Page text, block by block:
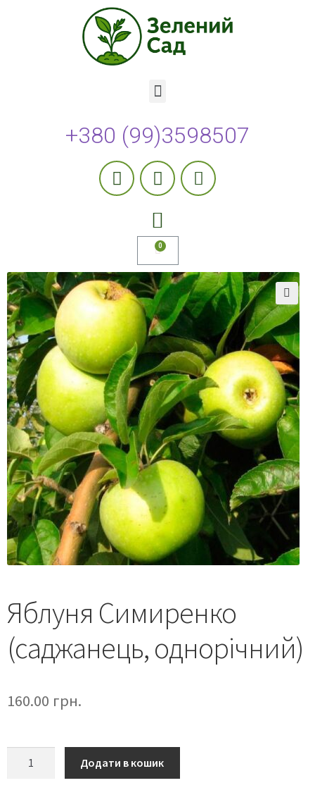
+380 (99)3598507
🔍
Яблуня Симиренко
(саджанець, однорічний)
160.00 грн.
Додати в кошик